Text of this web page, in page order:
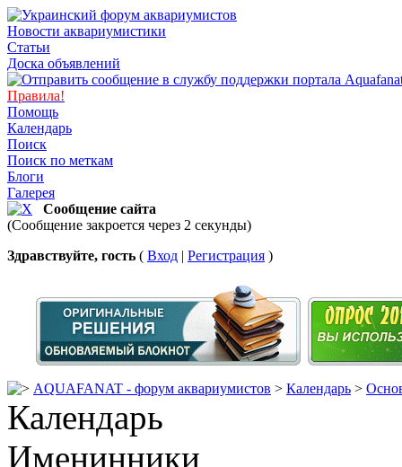
Новости аквариумистики
Статьи
Доска объявлений
Правила!
Помощь
Календарь
Поиск
Поиск по меткам
Блоги
Галерея
Сообщение сайта
(Сообщение закроется через 2 секунды)
Здравствуйте, гость ( Вход | Регистрация )
AQUAFANAT - форум аквариумистов > Календарь >
Календарь
Именинники